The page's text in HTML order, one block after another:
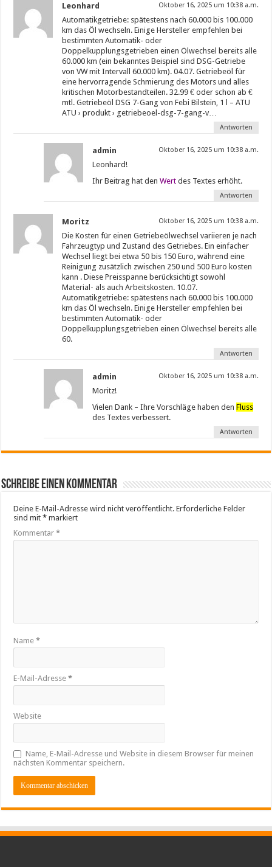
Leonhard Oktober 16, 2025 um 10:38 a.m.
Automatikgetriebe: spätestens nach 60.000 bis 100.000
km das Öl wechseln. Einige Hersteller empfehlen bei
bestimmten Automatik- oder
Doppelkupplungsgetrieben einen Ölwechsel bereits alle
60.000 km (ein bekanntes Beispiel sind DSG-Getriebe
von VW mit Intervall 60.000 km). 04.07. Getriebeöl für
eine hervorragende Schmierung des Motors und alles
kritischen Motorbestandteilen. 32.99 € oder schon ab €
mtl. Getriebeöl DSG 7-Gang von Febi Bilstein, 1 l – ATU
ATU › produkt › getriebeoel-dsg-7-gang-v…
Antworten
admin Oktober 16, 2025 um 10:38 a.m.
Leonhard!
Ihr Beitrag hat denWert des Textes erhöht.
Antworten
Moritz Oktober 16, 2025 um 10:38 a.m.
Die Kosten für einen Getriebeölwechsel variieren je nach
Fahrzeugtyp und Zustand des Getriebes. Ein einfacher
Wechsel liegt bei etwa 50 bis 150 Euro, während eine
Reinigung zusätzlich zwischen 250 und 500 Euro kosten
kann . Diese Preisspanne berücksichtigt sowohl
Material- als auch Arbeitskosten. 10.07.
Automatikgetriebe: spätestens nach 60.000 bis 100.000
km das Öl wechseln. Einige Hersteller empfehlen bei
bestimmten Automatik- oder
Doppelkupplungsgetrieben einen Ölwechsel bereits alle
60.
Antworten
admin Oktober 16, 2025 um 10:38 a.m.
Moritz!
Vielen Dank – Ihre Vorschläge haben denFluss
des Textes verbessert.
Antworten
Schreibe einen Kommentar
Deine E-Mail-Adresse wird nicht veröffentlicht. Erforderliche Felder
sind mit* markiert
Kommentar*
Name*
E-Mail-Adresse*
Website
Name, E-Mail-Adresse und Website in diesem Browser für meinen
nächsten Kommentar speichern.